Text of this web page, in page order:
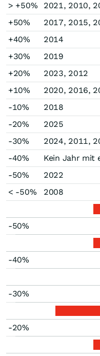
> +50%
2021, 2010,
+50%
2017, 2015,
+40%
2014
+30%
2019
+20%
2023, 2012
+10%
2020, 2016,
-10%
2018
-20%
2025
-30%
2024, 2011,
-40%
Kein Jahr mit
-50%
2022
< -50%
2008
-50%
-40%
-30%
-20%